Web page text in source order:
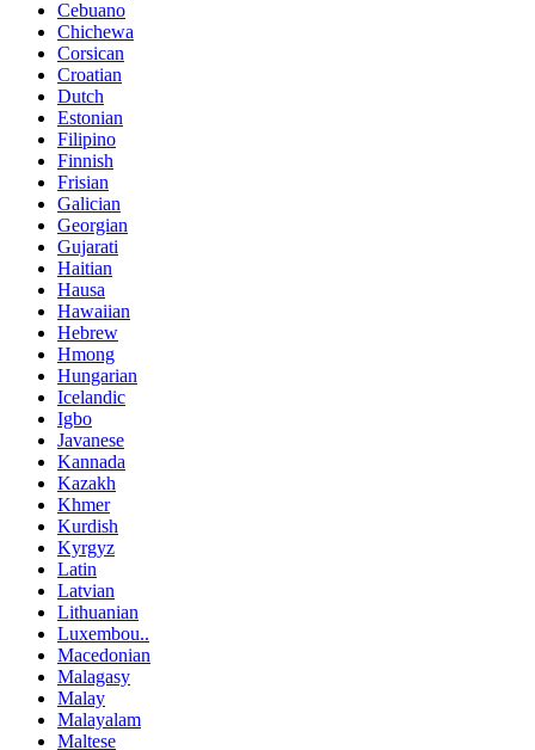
Cebuano
Chichewa
Corsican
Croatian
Dutch
Estonian
Filipino
Finnish
Frisian
Galician
Georgian
Gujarati
Haitian
Hausa
Hawaiian
Hebrew
Hmong
Hungarian
Icelandic
Igbo
Javanese
Kannada
Kazakh
Khmer
Kurdish
Kyrgyz
Latin
Latvian
Lithuanian
Luxembou..
Macedonian
Malagasy
Malay
Malayalam
Maltese